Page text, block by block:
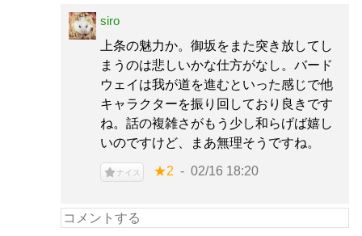
siro
上条の魅力か。御坂をまた突き放してし
まうのは悲しいかな仕方がなし。バード
ウェイは我が道を進むといった感じで他
キャラクターを振り回しており良きです
ね。話の複雑さがもう少し和らげば嬉し
いのですけど、まあ無理そうですね。
ナイス ★2 02/16 18:20